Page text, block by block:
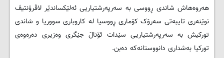
هه‌روه‌هاش شاندی ڕووسی به‌ سه‌رپه‌رشتیاریی ئه‌لێکساندێر لاڤرۆنتیڤ
نوێنه‌ری تایبه‌تی سه‌رۆک کۆماری ڕووسیا له‌ کاروباری سووریا و شاندی
تورکیش به‌ سه‌رپه‌رشتیاریی سێدات ئۆناڵ جێگری وه‌زیری ده‌ره‌وه‌ی
تورکیا به‌شداری دانووستانه‌که‌ ده‌بن.